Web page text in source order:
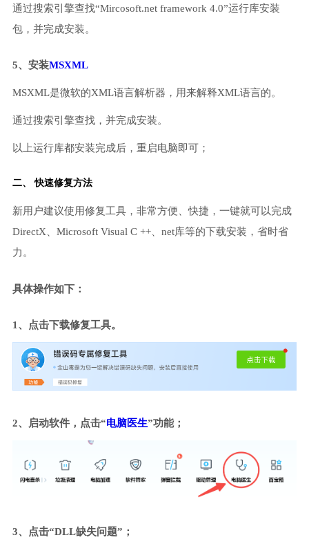
通过搜索引擎查找“Mircosoft.net framework 4.0”运行库安装
包，并完成安装。
5、安装MSXML
MSXML是微软的XML语言解析器，用来解释XML语言的。
通过搜索引擎查找，并完成安装。
以上运行库都安装完成后，重启电脑即可；
二、 快速修复方法
新用户建议使用修复工具，非常方便、快捷，一键就可以完成
DirectX、Microsoft Visual C ++、net库等的下载安装，省时省
力。
具体操作如下：
1、点击下载修复工具。
2、启动软件，点击“电脑医生”功能；
3、点击“DLL缺失问题”；